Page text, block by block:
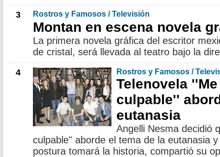
3 Rostros y Famosos / Televisión
Montan en escena novela
La primera novela gráfica del escritor
de cristal, será llevada al teatro bajo la
4 Rostros y Famosos /
Telenovela
culpable''
eutanasia
Angelli Nesma decidió
culpable" aborde el tema de la eutanasia
postura tomará la historia, compartió su